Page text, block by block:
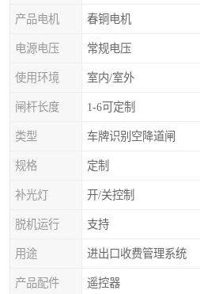
产品电机 春铜电机
电源电压 常规电压
使用环境 室内/室外
闸杆长度 1-6可定制
类型 车牌识别空降道闸
规格 定制
补光灯 开/关控制
脱机运行 支持
用途 进出口收费管理系统
产品配件 遥控器